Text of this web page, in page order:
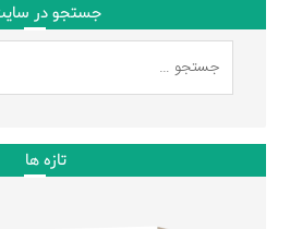
جستجو در
تازه ها